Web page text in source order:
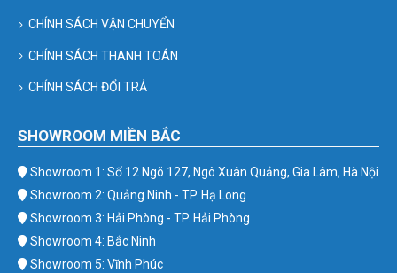
CHÍNH SÁCH VẬN CHUYỂN
CHÍNH SÁCH THANH TOÁN
CHÍNH SÁCH ĐỔI TRẢ
SHOWROOM MIỀN BẮC
Showroom 1: Số 12 Ngõ 127, Ngô Xuân Quảng, Gia Lâm, Hà Nội
Showroom 2: Quảng Ninh - TP. Hạ Long
Showroom 3: Hải Phòng - TP. Hải Phòng
Showroom 4: Bắc Ninh
Showroom 5: Vĩnh Phúc